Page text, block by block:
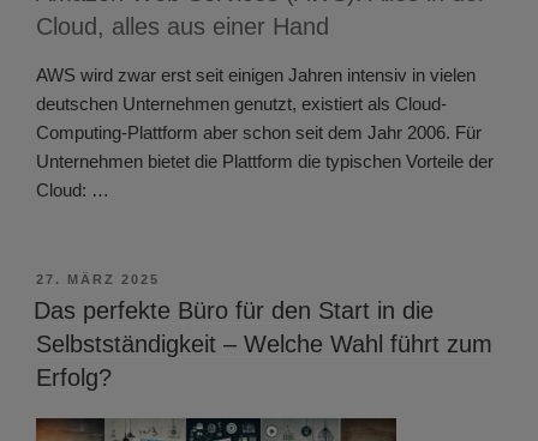
Cloud, alles aus einer Hand
AWS wird zwar erst seit einigen Jahren intensiv in vielen
deutschen Unternehmen genutzt, existiert als Cloud-
Computing-Plattform aber schon seit dem Jahr 2006. Für
Unternehmen bietet die Plattform die typischen Vorteile der
Cloud: …
VERÖFFENTLICHT
AM
27. MÄRZ 2025
Das perfekte Büro für den Start in die
Selbstständigkeit – Welche Wahl führt zum
Erfolg?